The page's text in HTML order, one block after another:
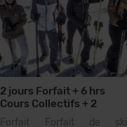
2 jours Forfait + 6 hrs
Cours Collectifs + 2
Menus + 2 jous Location
Forfait Forfait de ski